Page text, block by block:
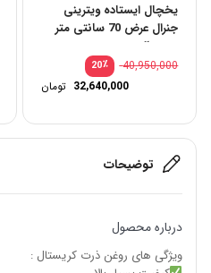
یخچال ایستاده ویترینی
جنرال عرض 70 سانتی متر
دیجیتال
٪20 40,950,000
قیمت
اصلی:
بود.
32,640,000 تومان
قیمت
فعلی:
توضیحات
درباره محصول
ویژگی های روغن ذرت کریستال :